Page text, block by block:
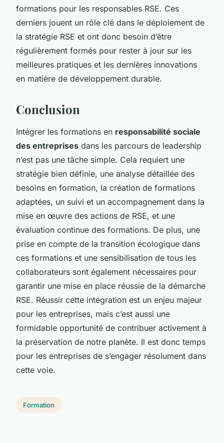
formations pour les responsables RSE. Ces
derniers jouent un rôle clé dans le déploiement de
la stratégie RSE et ont donc besoin d’être
régulièrement formés pour rester à jour sur les
meilleures pratiques et les dernières innovations
en matière de développement durable.
Conclusion
Intégrer les formations en responsabilité sociale
des entreprises dans les parcours de leadership
n’est pas une tâche simple. Cela requiert une
stratégie bien définie, une analyse détaillée des
besoins en formation, la création de formations
adaptées, un suivi et un accompagnement dans la
mise en œuvre des actions de RSE, et une
évaluation continue des formations. De plus, une
prise en compte de la transition écologique dans
ces formations et une sensibilisation de tous les
collaborateurs sont également nécessaires pour
garantir une mise en place réussie de la démarche
RSE. Réussir cette intégration est un enjeu majeur
pour les entreprises, mais c’est aussi une
formidable opportunité de contribuer activement à
la préservation de notre planète. Il est donc temps
pour les entreprises de s’engager résolument dans
cette voie.
Formation